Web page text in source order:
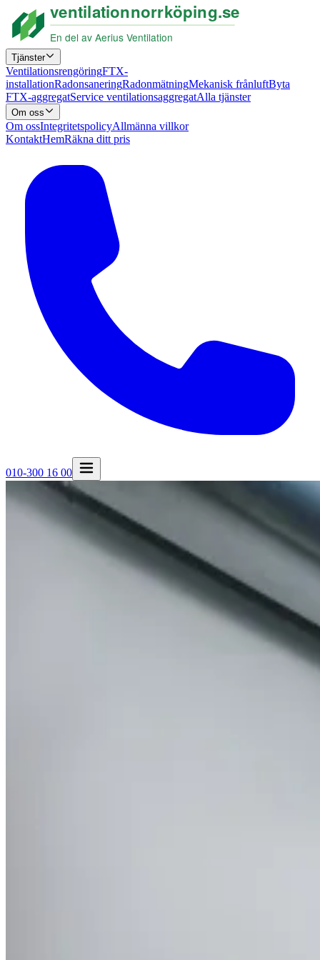
Tjänster
VentilationsrengöringFTX-
installationRadonsaneringRadonmätningMekanisk frånluftByta
FTX-aggregatService ventilationsaggregatAlla tjänster
Om oss
Om ossIntegritetspolicyAllmänna villkor
KontaktHemRäkna ditt pris
010-300 16 00